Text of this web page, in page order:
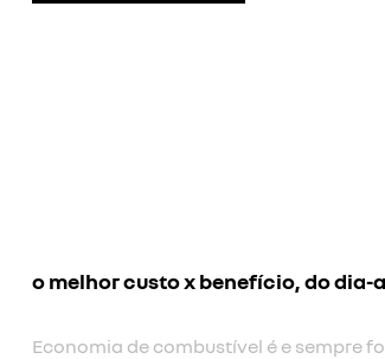
o melhor custo x benefício, do dia-
Economia de combustível é e sempre